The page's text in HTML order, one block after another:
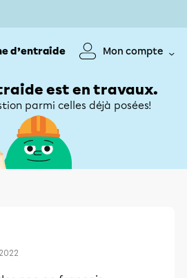
d’entraide Mon compte
est en travaux.
parmi celles déjà posées!